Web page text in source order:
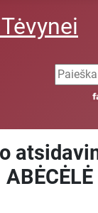
Search ...
ABĖCĖLĖ